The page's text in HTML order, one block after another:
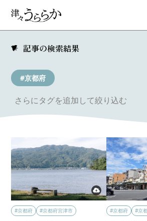
記事の検索結果
#京都府
さらにタグを追加して絞り込む
#京都府 #京都府宮津市 #京都府 #京